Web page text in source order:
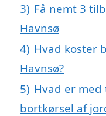
3) Få nemt 3
Havnsø
4) Hvad koster
Havnsø?
5) Hvad er
bortkørsel af